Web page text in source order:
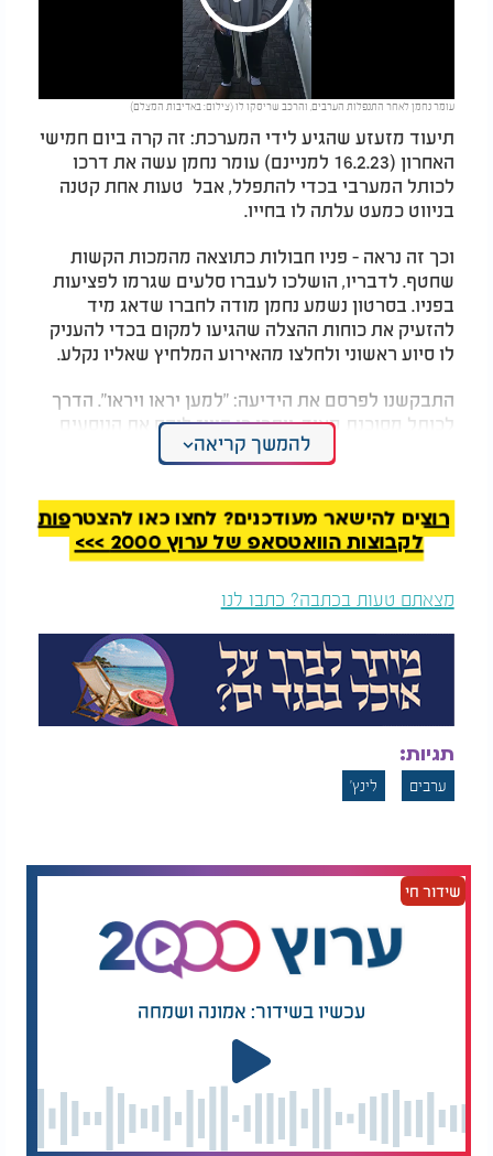
Play
Video
עומר נחמן לאחר התנפלות הערבים, והרכב שריסקו לו (צילום: באדיבות המצלם)
תיעוד מזעזע שהגיע לידי המערכת: זה קרה ביום חמישי
האחרון (16.2.23 למניינם) עומר נחמן עשה את דרכו
לכותל המערבי בכדי להתפלל, אבל טעות אחת קטנה
בניווט כמעט עלתה לו בחייו.
וכך זה נראה - פניו חבולות כתוצאה מהמכות הקשות
שחטף. לדבריו, הושלכו לעברו סלעים שגרמו לפציעות
בפניו. בסרטון נשמע נחמן מודה לחברו שדאג מיד
להזעיק את כוחות ההצלה שהגיעו למקום בכדי להעניק
לו סיוע ראשוני ולחלצו מהאירוע המלחיץ שאליו נקלע.
התבקשנו לפרסם את הידיעה: "למען יראו ויראו". הדרך
לכותל מסוכנת מאוד. ייתכן כי הוויז לוקח את הנוסעים
דרך שכונות ערביות והנסיעה הופכת לסכנה ממשית
לחיי אדם בדיוק כמו שקרה לעומר נחמן.
להמשך קריאה
רוצים להישאר מעודכנים? לחצו כאן להצטרפות
לקבוצות הוואטסאפ של ערוץ 2000 >>>
מצאתם טעות בכתבה? כתבו לנו
תגיות:
ערבים לינץ'
שידור חי
עכשיו בשידור: אמונה ושמחה